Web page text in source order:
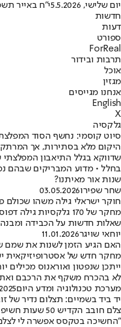
יום שלישי, 5.5.2026
י"ח באייר
חדשות
דעות
ספורט
ForReal
תרבות ובידור
אוכל
מגזין
אנחנו מגייסים
English
X
גלקסיה
סיוט קוסמי: נחשף הסוד
היקום מלא בסתירות, אך
שדווקא בגלל התיאבון
בחלל • מדוע המבריקים שבהם
שנות אור מאיתנו?
שחר שפירו03.05.2026
חוקר ישראלי גילה משהו
מחקר של 170 גלקסיות
שאלות חדשות על הכבידה
יוחאי שויגר11.01.2026
האם הגיע הזמן לשנות את
מחקר חדש של אסטרופיזיקאית
ייתכן שנפטון ואוראנוס
לא בהכרח משקף את הרכבם
מערכת טכנולוגיה ומדע היום
יד ביד בשמיים: תצלום נדיר של זוג גלקסיות - 12
"החשיכה בטקסס אפשרה לי